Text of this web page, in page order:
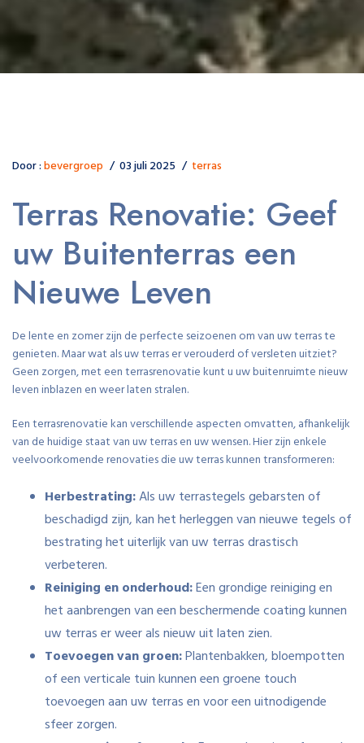
Door :bevergroep 03 juli 2025 terras
Terras Renovatie: Geef
uw Buitenterras een
Nieuwe Leven
De lente en zomer zijn de perfecte seizoenen om van uw terras te
genieten. Maar wat als uw terras er verouderd of versleten uitziet?
Geen zorgen, met een terrasrenovatie kunt u uw buitenruimte nieuw
leven inblazen en weer laten stralen.
Een terrasrenovatie kan verschillende aspecten omvatten, afhankelijk
van de huidige staat van uw terras en uw wensen. Hier zijn enkele
veelvoorkomende renovaties die uw terras kunnen transformeren:
Herbestrating:Als uw terrastegels gebarsten of
beschadigd zijn, kan het herleggen van nieuwe tegels of
bestrating het uiterlijk van uw terras drastisch
verbeteren.
Reiniging en onderhoud:Een grondige reiniging en
het aanbrengen van een beschermende coating kunnen
uw terras er weer als nieuw uit laten zien.
Toevoegen van groen:Plantenbakken, bloempotten
of een verticale tuin kunnen een groene touch
toevoegen aan uw terras en voor een uitnodigende
sfeer zorgen.